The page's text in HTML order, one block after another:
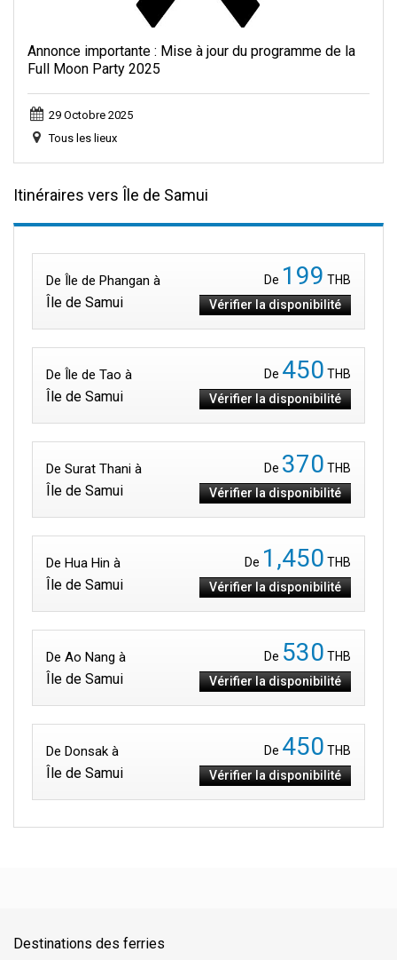
Annonce importante : Mise à jour du programme de la
Full Moon Party 2025
29 Octobre 2025
Tous les lieux
Itinéraires vers Île de Samui
De Île de Phangan à
Île de Samui
De 199 THB
Vérifier la disponibilité
De Île de Tao à
Île de Samui
De 450 THB
Vérifier la disponibilité
De Surat Thani à
Île de Samui
De 370 THB
Vérifier la disponibilité
De Hua Hin à
Île de Samui
De 1,450 THB
Vérifier la disponibilité
De Ao Nang à
Île de Samui
De 530 THB
Vérifier la disponibilité
De Donsak à
Île de Samui
De 450 THB
Vérifier la disponibilité
Destinations des ferries